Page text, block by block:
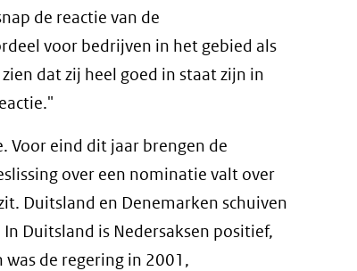
de reactie van de
voor bedrijven in het gebied als
dat zij heel goed in staat zijn in
Voor eind dit jaar brengen de
over een nominatie valt over
Duitsland en Denemarken schuiven
Duitsland is Nedersaksen positief,
de regering in 2001,